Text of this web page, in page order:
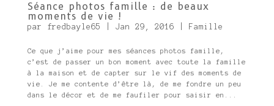
Séance photos famille : de beaux
moments de vie !
par fredbayle65 Jan 29, 2016 Famille
Ce que j’aime pour mes séances photos famille,
c’est de passer un bon moment avec toute la famille
à la maison et de capter sur le vif des moments de
vie. Je me contente d’être là, de me fondre un peu
dans le décor et de me faufiler pour saisir en...